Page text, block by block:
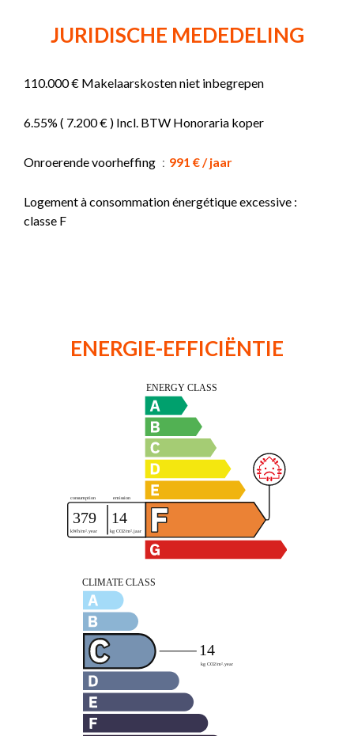
JURIDISCHE MEDEDELING
110.000 € Makelaarskosten niet inbegrepen
6.55% ( 7.200 € ) Incl. BTW Honoraria koper
Onroerende voorheffing 991 € / jaar
Logement à consommation énergétique excessive :
classe F
ENERGIE-EFFICIËNTIE